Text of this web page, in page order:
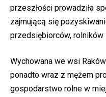
przeszłości prowadziła
zajmującą się
przedsiębiorców,
Wychowana we wsi
ponadto wraz z mężem
gospodarstwo rolne w